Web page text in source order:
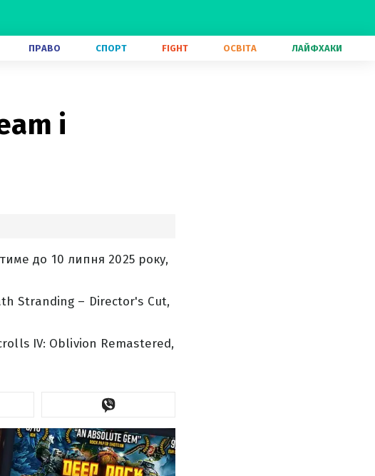
ПРАВО СПОРТ FIGHT ОСВІТА ЛАЙФХАКИ
і
до 10 липня 2025 року,
Stranding – Director's Cut,
IV: Oblivion Remastered,